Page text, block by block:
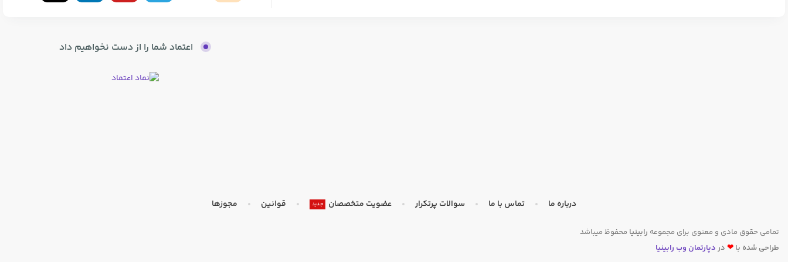
اعتماد شما را از دست نخواهیم داد
درباره ما تماس با ما سوالات پرتکرار عضویت متخصصان جدید قوانین مجوزها
تمامی حقوق مادی و معنوی برای مجموعه رابینیا محفوظ میباشد
طراحی شده با ❤ در دپارتمان وب رابینیا​​